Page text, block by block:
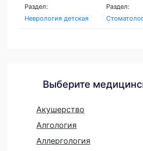
Раздел:
Неврология детская
Раздел:
Выберите
Акушерство
Алгология
Аллергология